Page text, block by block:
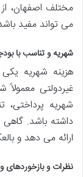
مختلف اصفهان،
می تواند مفید
شهریه و تناسب با
هزینه شهریه
غیردولتی معمولاً
شهریه پرداختی،
داشته باشد.
ارائه می دهد و
نظرات و بازخوردهای